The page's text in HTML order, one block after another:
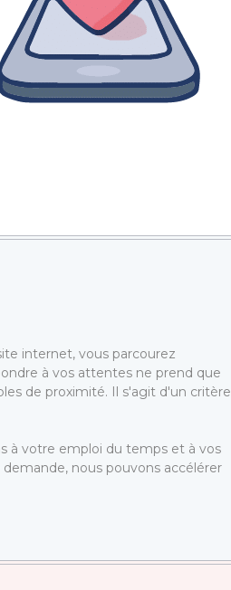
internet, vous parcourez
à vos attentes ne prend que
de proximité. Il s'agit d'un critère
à votre emploi du temps et à vos
nous pouvons accélérer